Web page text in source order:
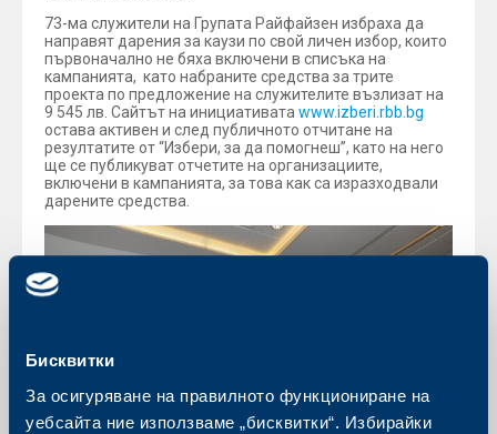
Бисквитки
За осигуряване на правилното функциониране на
уебсайта ние използваме „бисквитки“. Избирайки
73-ма служители на Групата Райфайзен избраха да
направят дарения за каузи по свой личен избор, които
първоначално не бяха включени в списъка на
кампанията, като набраните средства за трите
проекта по предложение на служителите възлизат на
9 545 лв. Сайтът на инициативата www.izberi.rbb.bg
остава активен и след публичното отчитане на
резултатите от “Избери, за да помогнеш”, като на него
ще се публикуват отчетите на организациите,
включени в кампанията, за това как са изразходвали
дарените средства.